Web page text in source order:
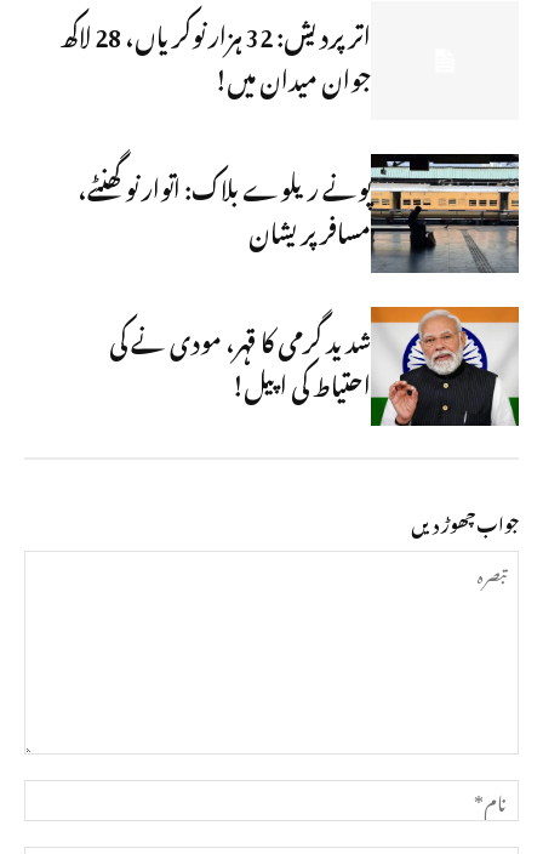
اتر پردیش: 32 ہزار نوکریاں، 28 لاکھ
جوان میدان میں!
پونے ریلوے بلاک: اتوار نو گھنٹے،
مسافر پریشان
شدید گرمی کا قہر، مودی نے کی
احتیاط کی اپیل!
جواب چھوڑ دیں
تبصرہ
نام*